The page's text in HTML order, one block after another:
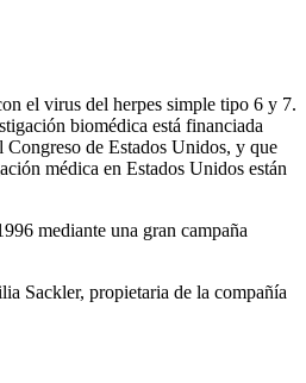
el virus del herpes simple tipo 6 y 7.
biomédica está financiada
de Estados Unidos, y que
médica en Estados Unidos están
mediante una gran campaña
Sackler, propietaria de la compañía